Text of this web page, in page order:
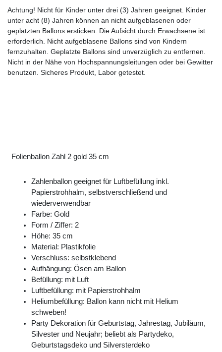
Achtung! Nicht für Kinder unter drei (3) Jahren geeignet. Kinder
unter acht (8) Jahren können an nicht aufgeblasenen oder
geplatzten Ballons ersticken. Die Aufsicht durch Erwachsene ist
erforderlich. Nicht aufgeblasene Ballons sind von Kindern
fernzuhalten. Geplatzte Ballons sind unverzüglich zu entfernen.
Nicht in der Nähe von Hochspannungsleitungen oder bei Gewitter
benutzen. Sicheres Produkt, Labor getestet.
Folienballon Zahl 2 gold 35 cm
Zahlenballon geeignet für Luftbefüllung inkl.
Papierstrohhalm, selbstverschließend und
wiederverwendbar
Farbe: Gold
Form / Ziffer: 2
Höhe: 35 cm
Material: Plastikfolie
Verschluss: selbstklebend
Aufhängung: Ösen am Ballon
Befüllung: mit Luft
Luftbefüllung: mit Papierstrohhalm
Heliumbefüllung: Ballon kann nicht mit Helium
schweben!
Party Dekoration für Geburtstag, Jahrestag, Jubiläum,
Silvester und Neujahr; beliebt als Partydeko,
Geburtstagsdeko und Silversterdeko